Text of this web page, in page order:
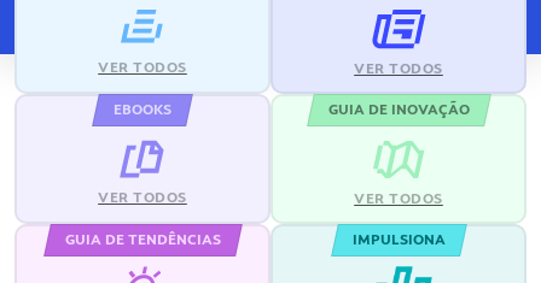
VER TODOS VER TODOS
EBOOKS
VER TODOS
GUIA DE INOVAÇÃO
VER TODOS
GUIA DE TENDÊNCIAS IMPULSIONA